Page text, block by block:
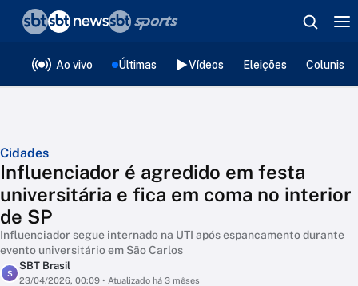
Ao vivo Últimas Vídeos Eleições
Cidades
Influenciador é agredido em festa
universitária e fica em coma no interior
de SP
Influenciador segue internado na UTI após espancamento durante
evento universitário em São Carlos
S
SBT Brasil
23/04/2026, 00:09 • Atualizado há 3 mêses
❮voltar
Editorias